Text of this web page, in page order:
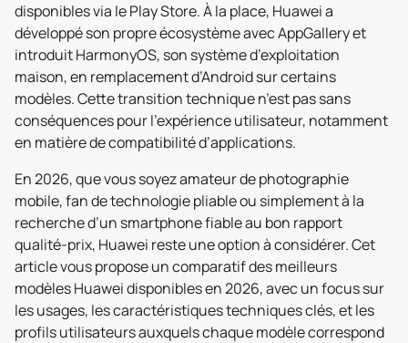
disponibles via le Play Store. À la place, Huawei a
développé son propre écosystème avec AppGallery et
introduit HarmonyOS, son système d’exploitation
maison, en remplacement d’Android sur certains
modèles. Cette transition technique n’est pas sans
conséquences pour l’expérience utilisateur, notamment
en matière de compatibilité d’applications.
En 2026, que vous soyez amateur de photographie
mobile, fan de technologie pliable ou simplement à la
recherche d’un smartphone fiable au bon rapport
qualité-prix, Huawei reste une option à considérer. Cet
article vous propose un comparatif des meilleurs
modèles Huawei disponibles en 2026, avec un focus sur
les usages, les caractéristiques techniques clés, et les
profils utilisateurs auxquels chaque modèle correspond